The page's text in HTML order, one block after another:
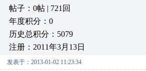
帖子：0帖 | 721回
年度积分：0
历史总积分：5079
注册：2011年3月13日
发表于：2013-01-02 11:23:34